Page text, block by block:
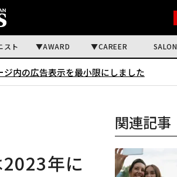
スト AWARD CAREER SALON
ジ内の広告表示を最小限にしました
年に
関連記事